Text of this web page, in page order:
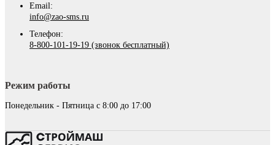
Email:
info@zao-sms.ru
Телефон:
8-800-101-19-19 (звонок бесплатный)
Режим работы
Понедельник - Пятница с 8:00 до 17:00